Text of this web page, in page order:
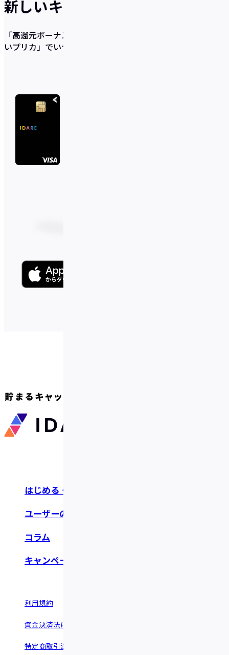
新しいキャッシュレスのかたち
「高還元ボーナス×充実の貯蓄サポート機能×使いやす
いプリカ」 でいつの間にか貯まるを実現
はじめる・つかう
ユーザーの声
コラム
キャンペーン
利用規約
資金決済法に基づく表示
特定商取引法に基づく表示